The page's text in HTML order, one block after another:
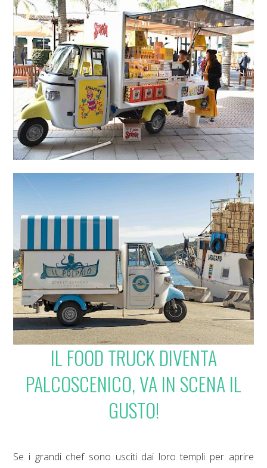
IL FOOD TRUCK DIVENTA
PALCOSCENICO, VA IN SCENA IL
GUSTO!
Se i grandi chef sono usciti dai loro templi per aprire